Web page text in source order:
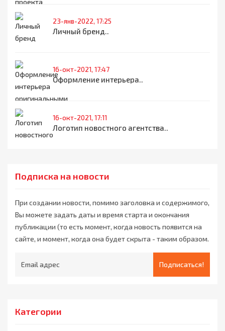
23-янв-2022, 17:25
Личный бренд..
16-окт-2021, 17:47
Оформление интерьера..
16-окт-2021, 17:11
Логотип новостного агентства..
Подписка на новости
При создании новости, помимо заголовка и содержимого,
Вы можете задать даты и время старта и окончания
публикации (то есть момент, когда новость появится на
сайте, и момент, когда она будет скрыта - таким образом.
Подписаться!
Категории